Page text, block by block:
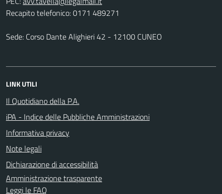
Recapito telefonico: 0171 489271
Sede: Corso Dante Alighieri 42 - 12100 CUNEO
LINK UTILI
Il Quotidiano della P.A.
iPA - Indice delle Pubbliche Amministrazioni
Informativa privacy
Note legali
Dichiarazione di accessibilità
Amministrazione trasparente
Leggi le FAQ